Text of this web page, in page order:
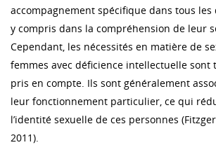
accompagnement spécifique dans tous les
y compris dans la compréhension de leur
Cependant, les nécessités en matière de
femmes avec déficience intellectuelle sont
pris en compte. Ils sont généralement
leur fonctionnement particulier, ce qui
l’identité sexuelle de ces personnes
2011).